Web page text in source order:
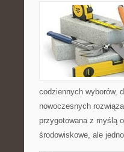
codziennych wyborów,
nowoczesnych
przygotowana z myślą
środowiskowe, ale